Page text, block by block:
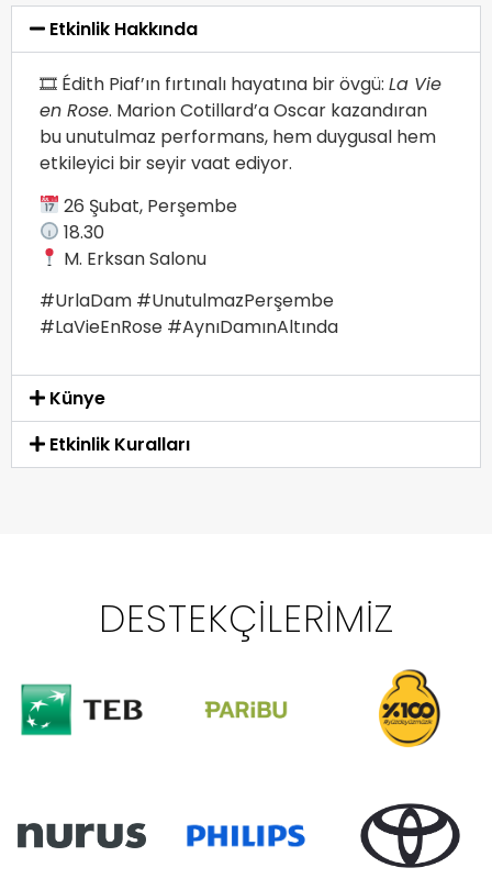
Etkinlik Hakkında
🎞 Édith Piaf’ın fırtınalı hayatına bir övgü: La Vie
en Rose. Marion Cotillard’a Oscar kazandıran
bu unutulmaz performans, hem duygusal hem
etkileyici bir seyir vaat ediyor.
26 Şubat, Perşembe
18.30
M. Erksan Salonu
#UrlaDam #UnutulmazPerşembe
#LaVieEnRose #AynıDamınAltında
Künye
Etkinlik Kuralları
DESTEKÇILERIMIZ